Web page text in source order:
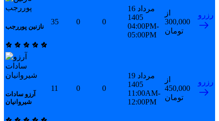
نازنین پوررجب
35 0 0
16 مرداد
1405
04:00PM-
05:00PM
از
300,000
تومان
رزرو
آرزو سادات
شیروانیان
11 0 0
19 مرداد
1405
11:00AM-
12:00PM
از
450,000
تومان
رزرو